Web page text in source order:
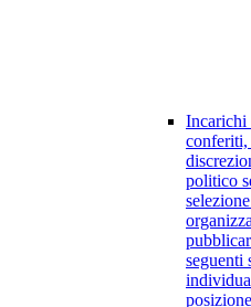
Incarichi
politico
seguenti